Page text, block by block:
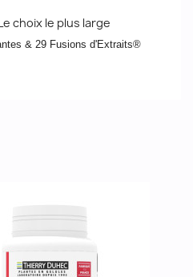
choix le plus large
& 29 Fusions d'Extraits®